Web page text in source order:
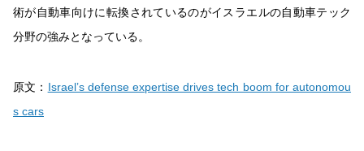
術が自動車向けに転換されているのがイスラエルの自動車テック
分野の強みとなっている。
原文： Israel’s defense expertise drives tech boom for autonomou
s cars